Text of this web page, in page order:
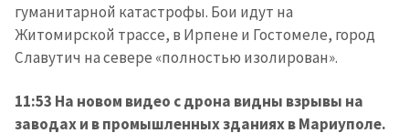
гуманитарной катастрофы. Бои идут на
Житомирской трассе, в Ирпене и Гостомеле, город
Славутич на севере «полностью изолирован».
11:53 На новом видео с дрона видны взрывы на
заводах и в промышленных зданиях в Мариуполе.
Телефон
+ Личный телефон
сполитикой
конфиденциальности